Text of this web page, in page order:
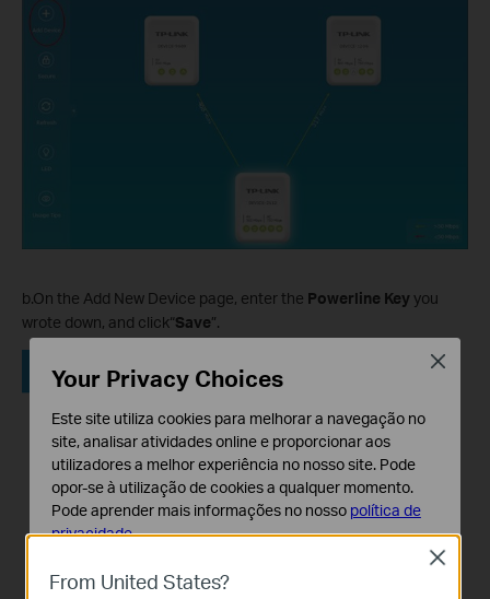
b.On the Add New Device page, enter the Powerline Keyyou
wrote down, and click“Save”.
From United States?
Close
Your Privacy Choices
Este site utiliza cookies para melhorar a navegação no
site, analisar atividades online e proporcionar aos
utilizadores a melhor experiência no nosso site. Pode
opor-se à utilização de cookies a qualquer momento.
Pode aprender mais informações no nosso política de
privacidade.
Cookies Básicos
Os cookies são necessários para o funcionamento do
Close